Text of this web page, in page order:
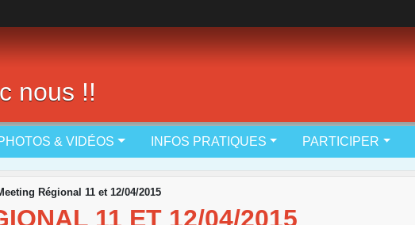
nous !!
& VIDÉOS INFOS PRATIQUES PARTICIPER
Régional 11 et 12/04/2015
11 ET 12/04/2015